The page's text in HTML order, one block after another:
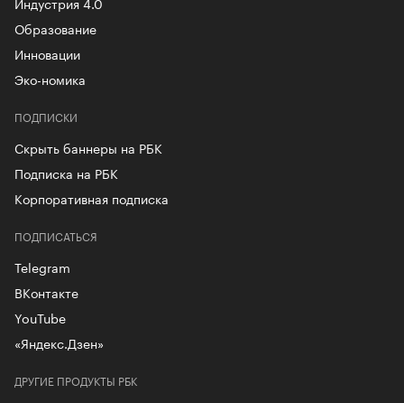
Образование
Инновации
Эко-номика
ПОДПИСКИ
Скрыть баннеры на РБК
Подписка на РБК
Корпоративная подписка
ДРУГИЕ ПРОДУКТЫ РБК
ПОДПИСАТЬСЯ
Telegram
ВКонтакте
YouTube
«Яндекс.Дзен»